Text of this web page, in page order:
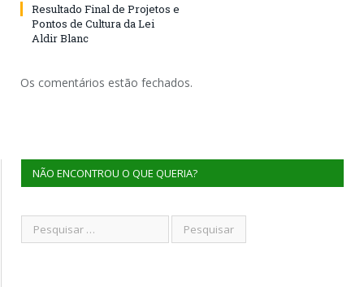
Resultado Final de Projetos e
Pontos de Cultura da Lei
Aldir Blanc
Os comentários estão fechados.
NÃO ENCONTROU O QUE QUERIA?